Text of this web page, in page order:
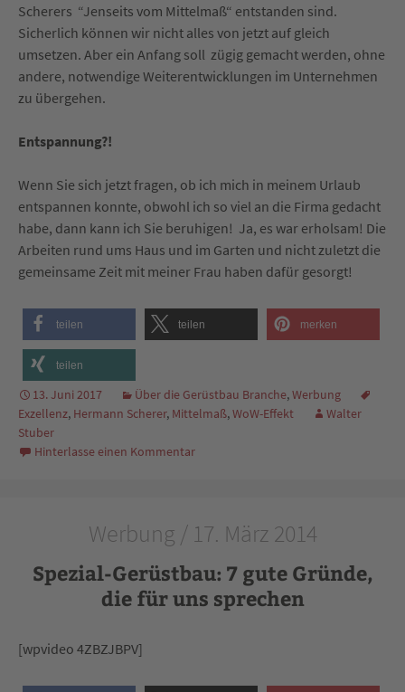
Scherers “Jenseits vom Mittelmaß“ entstanden sind.
Sicherlich können wir nicht alles von jetzt auf gleich
umsetzen. Aber ein Anfang soll zügig gemacht werden, ohne
andere, notwendige Weiterentwicklungen im Unternehmen
zu übergehen.
Entspannung?!
Wenn Sie sich jetzt fragen, ob ich mich in meinem Urlaub
entspannen konnte, obwohl ich so viel an die Firma gedacht
habe, dann kann ich Sie beruhigen! Ja, es war erholsam! Die
Arbeiten rund ums Haus und im Garten und nicht zuletzt die
gemeinsame Zeit mit meiner Frau haben dafür gesorgt!
teilen teilen merken
teilen
13. Juni 2017 Über die Gerüstbau Branche,Werbung
Exzellenz, Hermann Scherer, Mittelmaß,WoW-Effekt
Walter
Stuber
Hinterlasse einen Kommentar
Werbung / 17. März 2014
Spezial-Gerüstbau: 7 gute Gründe,
die für uns sprechen
[wpvideo 4ZBZJBPV]